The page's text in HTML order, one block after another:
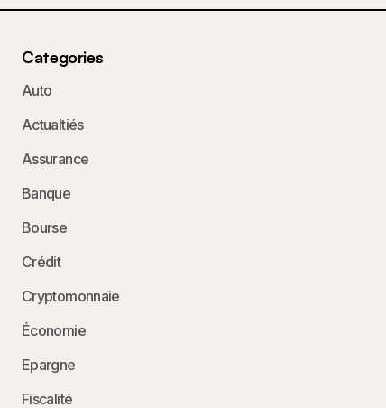
Categories
Auto
Actualtiés
Assurance
Banque
Bourse
Crédit
Cryptomonnaie
Économie
Epargne
Fiscalité